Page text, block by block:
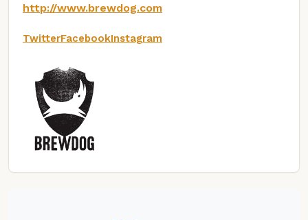
http://www.brewdog.com
TwitterFacebookInstagram